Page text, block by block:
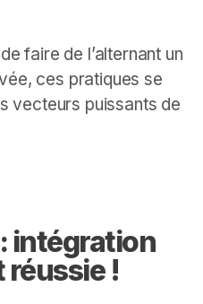
faire de l’alternant un
ces pratiques se
vecteurs puissants de
intégration
réussie !